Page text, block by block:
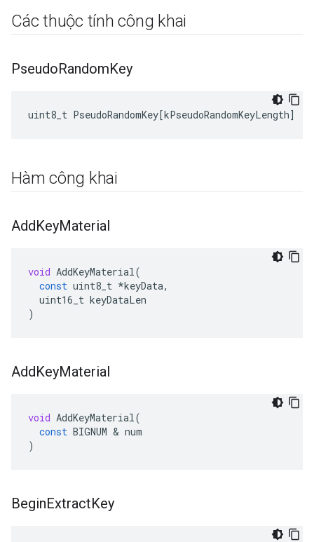
Các thuộc tính công khai
PseudoRandomKey
uint8_t PseudoRandomKey[kPseudoRandomKeyLength]
Hàm công khai
AddKeyMaterial
void AddKeyMaterial(
const uint8_t *keyData,
uint16_t keyDataLen
)
AddKeyMaterial
void AddKeyMaterial(
const BIGNUM & num
)
BeginExtractKey